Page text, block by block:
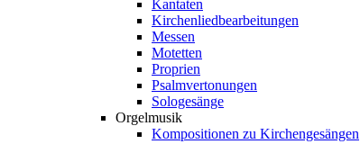
Kantaten
Kirchenliedbearbeitungen
Messen
Motetten
Proprien
Psalmvertonungen
Sologesänge
Orgelmusik
Kompositionen zu Kirchengesängen